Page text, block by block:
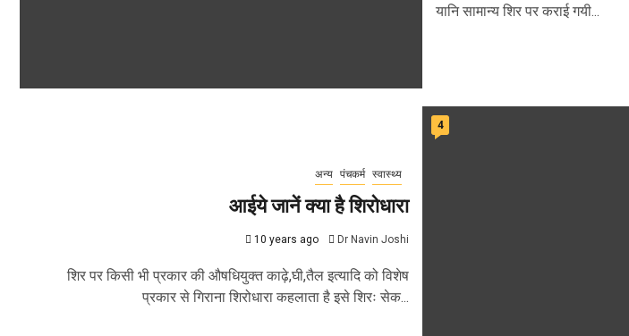
यानि सामान्य शिर पर कराई गयी...
4
अन्य पंचकर्म स्वास्थ्य
आईये जानें क्या है शिरोधारा
10 years ago Dr Navin Joshi
शिर पर किसी भी प्रकार की औषधियुक्त काढ़े,घी,तैल इत्यादि को विशेष
प्रकार से गिराना शिरोधारा कहलाता है इसे शिरः सेक...